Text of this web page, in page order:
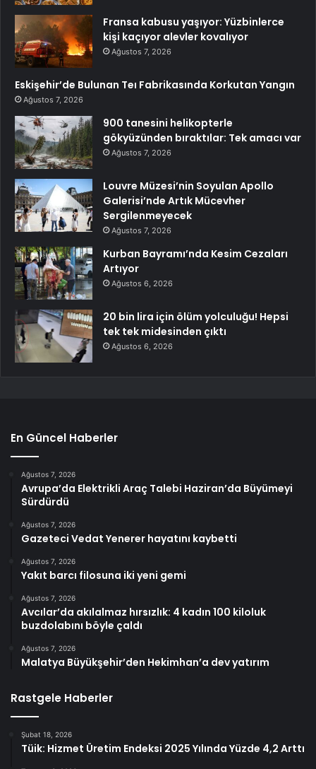
Fransa kabusu yaşıyor: Yüzbinlerce
kişi kaçıyor alevler kovalıyor
Ağustos 7, 2026
Eskişehir’de Bulunan Teı Fabrikasında Korkutan Yangın
Ağustos 7, 2026
900 tanesini helikopterle
gökyüzünden bıraktılar: Tek amacı var
Ağustos 7, 2026
Louvre Müzesi’nin Soyulan Apollo
Galerisi’nde Artık Mücevher
Sergilenmeyecek
Ağustos 7, 2026
Kurban Bayramı’nda Kesim Cezaları
Artıyor
Ağustos 6, 2026
20 bin lira için ölüm yolculuğu! Hepsi
tek tek midesinden çıktı
Ağustos 6, 2026
En Güncel Haberler
Ağustos 7, 2026
Avrupa’da Elektrikli Araç Talebi Haziran’da Büyümeyi
Sürdürdü
Ağustos 7, 2026
Gazeteci Vedat Yenerer hayatını kaybetti
Ağustos 7, 2026
Yakıt barcı filosuna iki yeni gemi
Ağustos 7, 2026
Avcılar’da akılalmaz hırsızlık: 4 kadın 100 kiloluk
buzdolabını böyle çaldı
Ağustos 7, 2026
Malatya Büyükşehir’den Hekimhan’a dev yatırım
Rastgele Haberler
Şubat 18, 2026
Tüik: Hizmet Üretim Endeksi 2025 Yılında Yüzde 4,2 Arttı